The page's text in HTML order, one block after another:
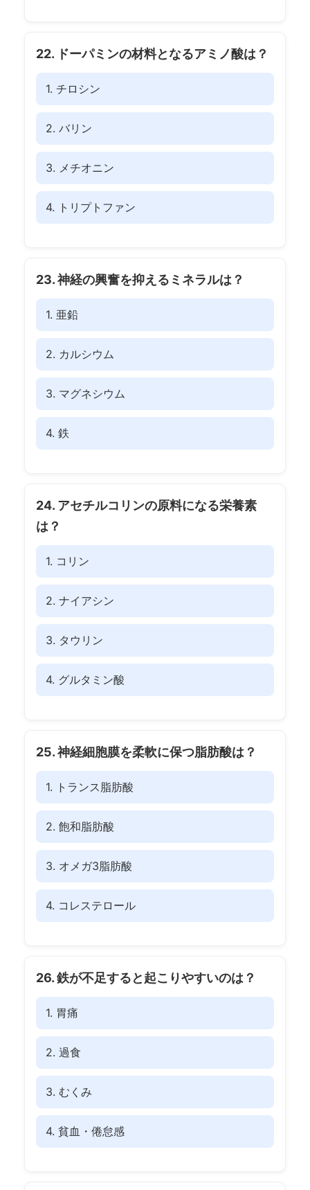
22. ドーパミンの材料となるアミノ酸は？
1. チロシン
2. バリン
3. メチオニン
4. トリプトファン
23. 神経の興奮を抑えるミネラルは？
1. 亜鉛
2. カルシウム
3. マグネシウム
4. 鉄
24. アセチルコリンの原料になる栄養素
は？
1. コリン
2. ナイアシン
3. タウリン
4. グルタミン酸
25. 神経細胞膜を柔軟に保つ脂肪酸は？
1. トランス脂肪酸
2. 飽和脂肪酸
3. オメガ3脂肪酸
4. コレステロール
26. 鉄が不足すると起こりやすいのは？
1. 胃痛
2. 過食
3. むくみ
4. 貧血・倦怠感